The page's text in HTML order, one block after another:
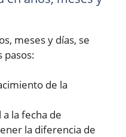
meses y días, se
pasos:
de la
a la fecha de
la diferencia de